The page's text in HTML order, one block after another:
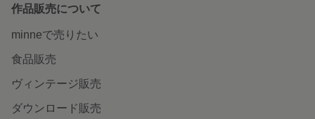
作品販売について
minneで売りたい
食品販売
ヴィンテージ販売
ダウンロード販売